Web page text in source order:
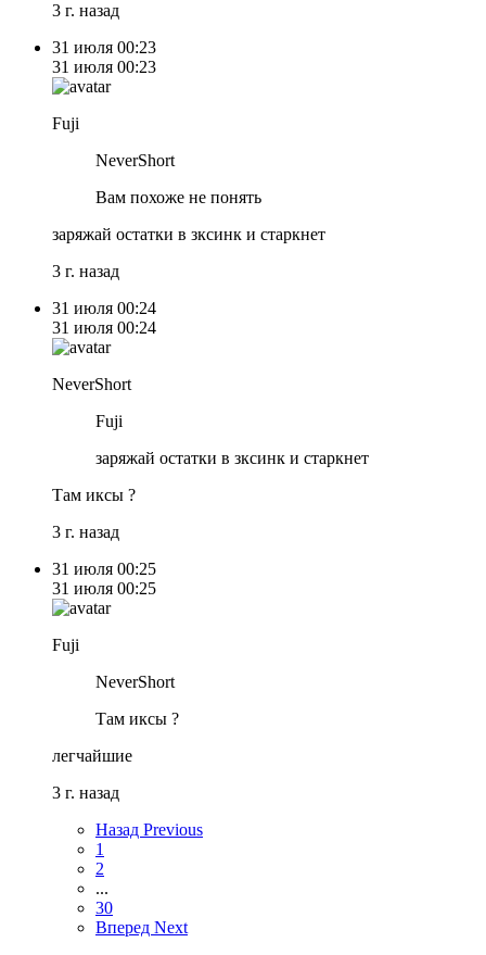
3 г. назад
31 июля 00:23
31 июля 00:23
Fuji
NeverShort
Вам похоже не понять
заряжай остатки в зксинк и старкнет
3 г. назад
31 июля 00:24
31 июля 00:24
NeverShort
Fuji
заряжай остатки в зксинк и старкнет
Там иксы ?
3 г. назад
31 июля 00:25
31 июля 00:25
Fuji
NeverShort
Там иксы ?
легчайшие
3 г. назад
Назад Previous
1
2
...
30
Вперед Next